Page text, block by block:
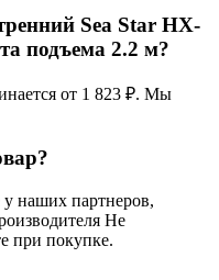
Sea Star HX-
подъема 2.2 м?
от 1 823 ₽. Мы
у наших партнеров,
Не
при покупке.